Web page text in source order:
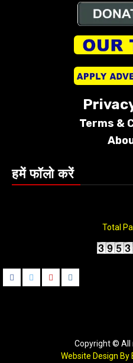
Terms &
हमें फॉलो करें
Total
Facebook
TwitterYoutubeinstagram
Copyright © All
Website Design